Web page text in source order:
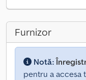
Furnizor
Notă:
pentru a accesa